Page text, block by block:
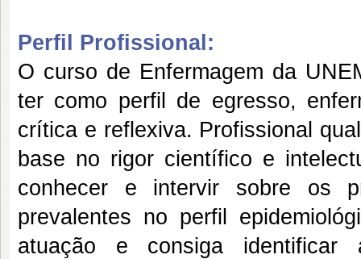
Perfil Profissional:
O curso de Enfermagem da
ter como perfil de egresso,
crítica e reflexiva. Profissional
base no rigor científico e
conhecer e intervir sobre os
prevalentes no perfil
atuação e consiga identificar